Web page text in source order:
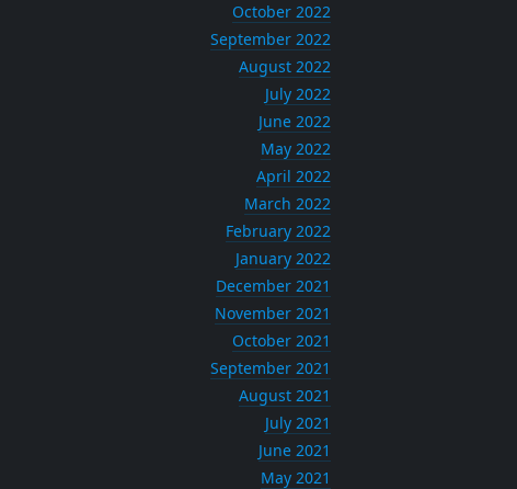
October 2022
September 2022
August 2022
July 2022
June 2022
May 2022
April 2022
March 2022
February 2022
January 2022
December 2021
November 2021
October 2021
September 2021
August 2021
July 2021
June 2021
May 2021